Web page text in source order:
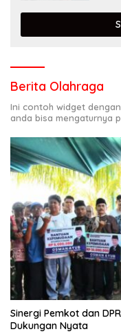
Berita Olahraga
Ini contoh widget
anda bisa mengaturnya
Sinergi Pemkot dan
Dukungan Nyata